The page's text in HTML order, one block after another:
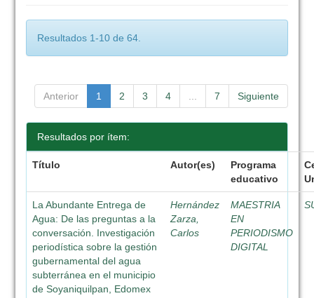
Resultados 1-10 de 64.
Anterior 1 2 3 4 7 Siguiente
Resultados por ítem:
Título Autor(es)
Programa
educativo
La Abundante Entrega de
Agua: De las preguntas a la
conversación. Investigación
periodística sobre la gestión
gubernamental del agua
subterránea en el municipio
de Soyaniquilpan, Edomex
Hernández
Zarza,
Carlos
MAESTRIA
EN
PERIODISMO
DIGITAL